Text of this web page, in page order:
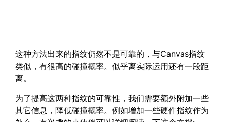
这种方法出来的指纹仍然不是可靠的，与Canvas指纹
类似，有很高的碰撞概率。似乎离实际运用还有一段距
离。
为了提高这两种指纹的可靠性，我们需要额外附加一些
其它信息，降低碰撞概率。例如增加一些硬件指纹作为